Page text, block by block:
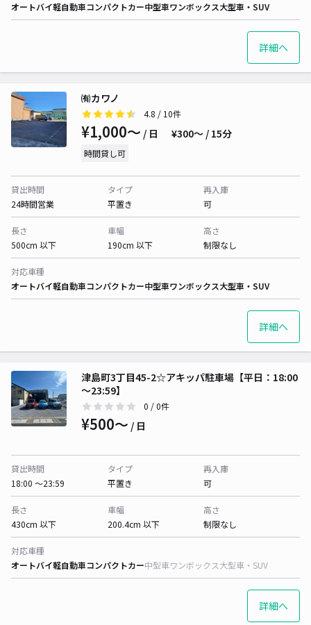
オートバイ軽自動車コンパクトカー中型車ワンボックス大型車・SUV
詳細へ
㈲カワノ
4.8 / 10件
¥1,000〜 / 日 ¥300〜 / 15分
時間貸し可
貸出時間
24時間営業
タイプ
平置き
再入庫
可
長さ
500cm 以下
車幅
190cm 以下
高さ
制限なし
対応車種
オートバイ軽自動車コンパクトカー中型車ワンボックス大型車・SUV
詳細へ
津島町3丁目45-2☆アキッパ駐車場【平日：18:00
～23:59】
0 / 0件
¥500〜 / 日
貸出時間
18:00 〜23:59
タイプ
平置き
再入庫
可
長さ
430cm 以下
車幅
200.4cm 以下
高さ
制限なし
対応車種
オートバイ軽自動車コンパクトカー中型車ワンボックス大型車・SUV
詳細へ